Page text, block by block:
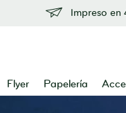
Impreso en
Flyer Papelería